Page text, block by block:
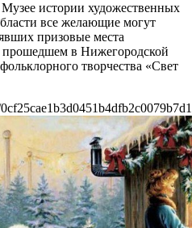
истории художественных
все желающие могут
призовые места
в Нижегородской
творчества «Свет